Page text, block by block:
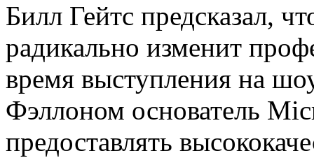
Билл Гейтс предсказал,
радикально изменит
время выступления на
Фэллоном основатель
предоставлять